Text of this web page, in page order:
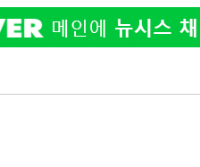
우승…데뷔 10년 차에 첫 정
엄친 구렁이 '소동'
분만 뛰고 슈팅 0개